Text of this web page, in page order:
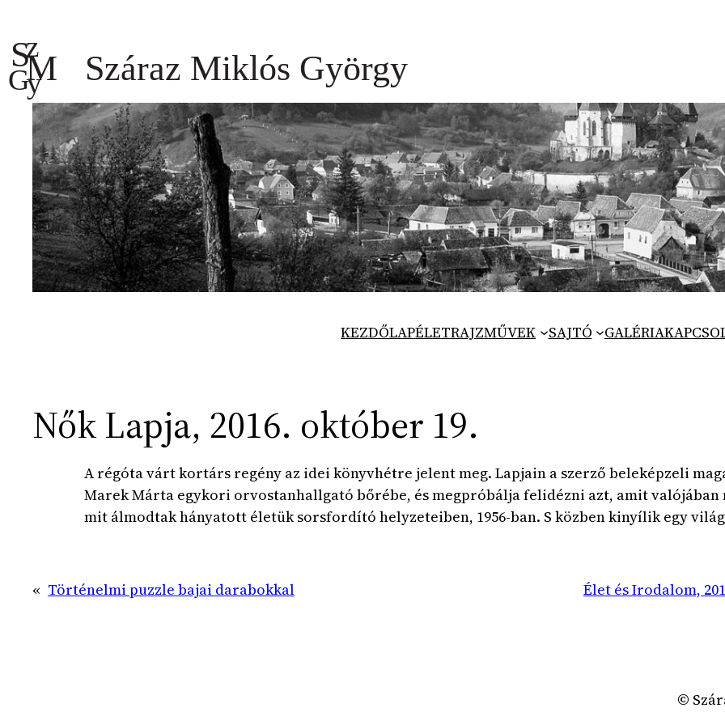
tartalomhoz
KEZDŐLAPÉLETRAJZMŰVEK SAJTÓ GALÉRIA
Nők Lapja, 2016. október 19.
A régóta várt kortárs regény az idei könyvhétre jelent meg. Lapjain a szerző beleképzeli
Marek Márta egykori orvostanhallgató bőrébe, és megpróbálja felidézni azt, amit
mit álmodtak hányatott életük sorsfordító helyzeteiben, 1956-ban. S közben kinyílik egy
« Történelmi puzzle bajai darabokkal Élet és Irodalom,
©